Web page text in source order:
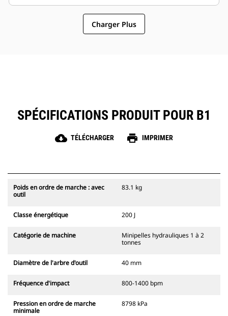
Charger Plus
SPÉCIFICATIONS PRODUIT POUR B1
cloud_download TÉLÉCHARGER print IMPRIMER
Poids en ordre de marche : avec
outil
83.1 kg
Classe énergétique 200 J
Catégorie de machine
Minipelles hydrauliques 1 à 2
tonnes
Diamètre de l'arbre d'outil 40 mm
Fréquence d'impact 800-1400 bpm
Pression en ordre de marche
minimale
8798 kPa